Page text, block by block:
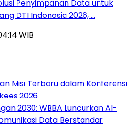
Penyimpanan Data untuk
DTI Indonesia 2026, …
WIB
Misi Terbaru dalam Konferensi
2026
2030: WBBA Luncurkan AI-
Data Berstandar